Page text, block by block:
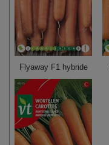
Flyaway F1 hybride